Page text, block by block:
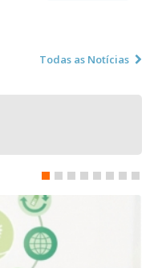
Todas as Notícias